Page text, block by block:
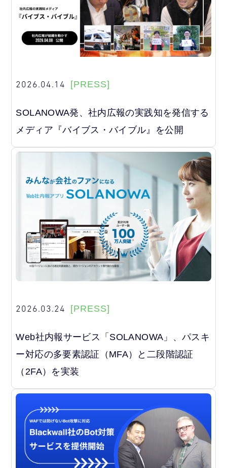
2026.04.14 [PRESS]
SOLANOWA発、社内広報の実践知を発信する
メディア『バイブス・バイブル』を公開
2026.03.24 [PRESS]
Web社内報サービス「SOLANOWA」、パスキ
ー対応の多要素認証（MFA）と二段階認証
（2FA）を実装